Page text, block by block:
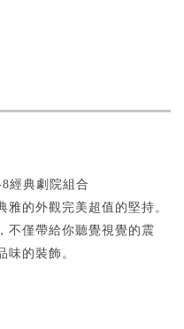
經典劇院組合
的外觀完美超值的堅持。
不僅帶給你聽覺視覺的震
味的裝飾。